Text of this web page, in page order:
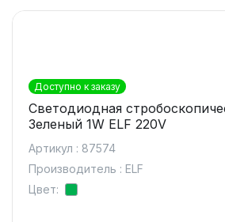
Доступно к заказу
Светодиодная
Зеленый 1W ELF 220V
Артикул : 87574
Производитель : ELF
Цвет: